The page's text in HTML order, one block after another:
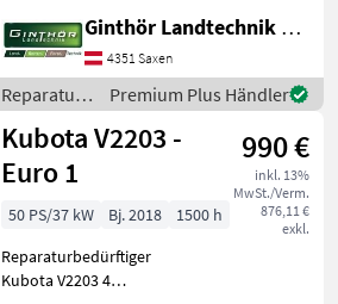
Lager sofort verfügbar
Reparatur und Ersatzteile
Verbrennungsmotoren
Ginthör Landtechnik GmbH
4351 Saxen
Reparatur
und
Ersatzteile
/ Sonstige
Premium Plus Händler
Kubota V2203 -
Euro 1
990 €
inkl. 13%
MwSt./Verm.
876,11 €
exkl.
50 PS/37 kW Bj. 2018
1500 h
Reparaturbedürftiger
Kubota V2203 4